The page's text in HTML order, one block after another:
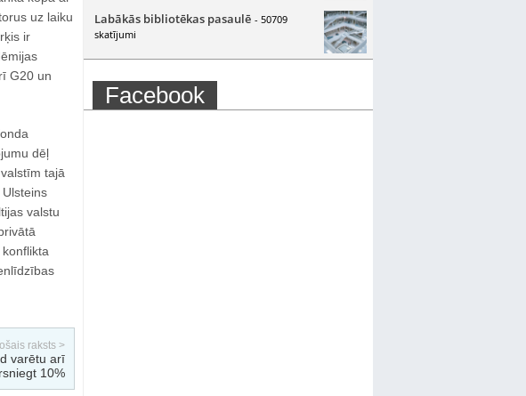
uz laiku
ir
G20 un
dēļ
tajā
valstu
raksts >
varētu arī
10%
Labākās bibliotēkas pasaulē - 50709
skatījumi
Facebook